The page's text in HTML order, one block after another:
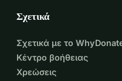
Σχετικά
Σχετικά με το
Κέντρο βοήθειας
Χρεώσεις